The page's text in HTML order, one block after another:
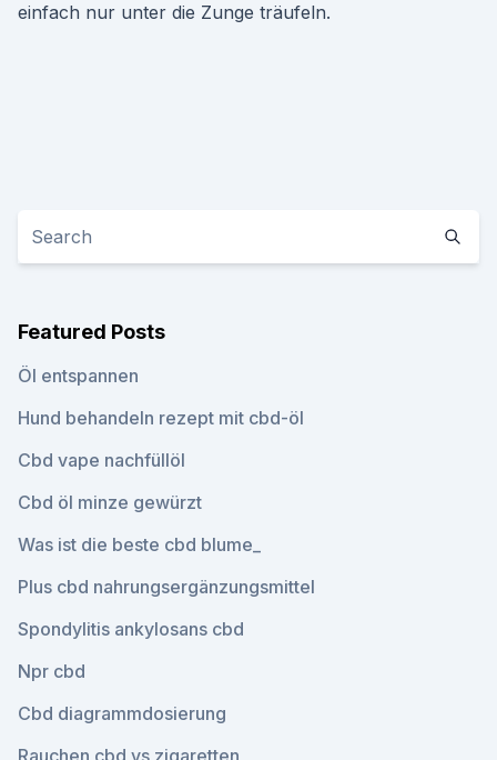
einfach nur unter die Zunge träufeln.
Featured Posts
Öl entspannen
Hund behandeln rezept mit cbd-öl
Cbd vape nachfüllöl
Cbd öl minze gewürzt
Was ist die beste cbd blume_
Plus cbd nahrungsergänzungsmittel
Spondylitis ankylosans cbd
Npr cbd
Cbd diagrammdosierung
Rauchen cbd vs zigaretten